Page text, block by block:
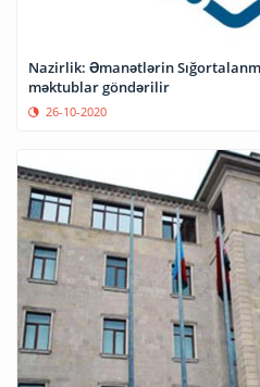
Nazirlik: Əmanətlərin
məktublar göndərilir
26-10-2020